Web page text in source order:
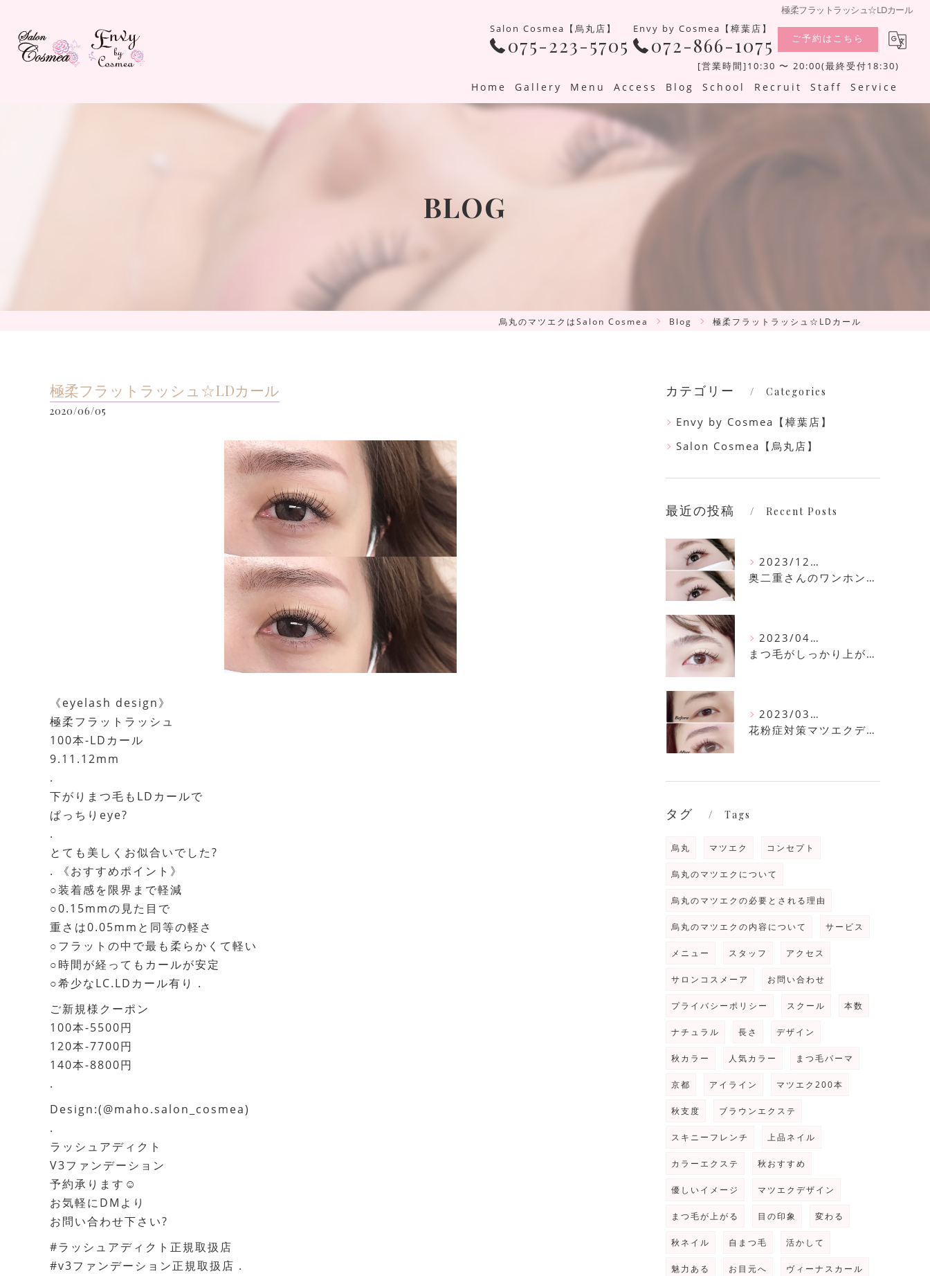
極柔フラットラッシュ☆LDカール
Salon Cosmea【烏丸店】
075-223-5705
Envy by Cosmea【樟葉店】
072-866-1075 ご予約はこちら
[営業時間]10:30 〜 20:00(最終受付18:30)
Home Gallery Menu Access Blog School Recruit Staff Service
BLOG
烏丸のマツエクはSalon Cosmea Blog 極柔フラットラッシュ☆LDカール
極柔フラットラッシュ☆LDカール
2020/06/05
《eyelash design》
極柔フラットラッシュ
100本-LDカール
9.11.12mm
.
下がりまつ毛もLDカールで
ぱっちりeye?
.
とても美しくお似合いでした?
. 《おすすめポイント》
○装着感を限界まで軽減
○0.15mmの見た目で
重さは0.05mmと同等の軽さ
○フラットの中で最も柔らかくて軽い
○時間が経ってもカールが安定
○希少なLC.LDカール有り .
ご新規様クーポン
100本-5500円
120本-7700円
140本-8800円
.
Design:(@maho.salon_cosmea)
.
ラッシュアディクト
V3ファンデーション
予約承ります☺️
お気軽にDMより
お問い合わせ下さい?
#ラッシュアディクト正規取扱店
#v3ファンデーション正規取扱店 .
カテゴリー Categories
Envy by Cosmea【樟葉店】
Salon Cosmea【烏丸店】
最近の投稿 Recent Posts
2023/12/16
奥二重さんのワンホンマツエク
2023/04/11
まつ毛がしっかり上がるまつ毛パーマ
2023/03/30
花粉症対策マツエクデザイン
タグ Tags
烏丸 マツエク コンセプト
烏丸のマツエクについて
烏丸のマツエクの必要とされる理由
烏丸のマツエクの内容について サービス
メニュー スタッフ アクセス
サロンコスメーア お問い合わせ
プライバシーポリシー スクール 本数
ナチュラル 長さ デザイン
秋カラー 人気カラー まつ毛パーマ
京都 アイライン マツエク200本
秋支度 ブラウンエクステ
スキニーフレンチ 上品ネイル
カラーエクステ 秋おすすめ
優しいイメージ マツエクデザイン
まつ毛が上がる 目の印象 変わる
秋ネイル 自まつ毛 活かして
魅力ある お目元へ ヴィーナスカール